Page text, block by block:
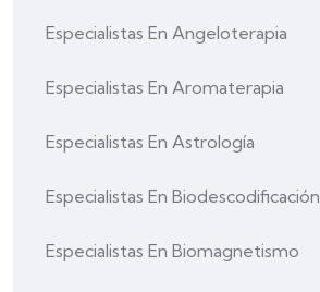
Especialistas En Angeloterapia
Especialistas En Aromaterapia
Especialistas En Astrología
Especialistas En Biodescodificación
Especialistas En Biomagnetismo